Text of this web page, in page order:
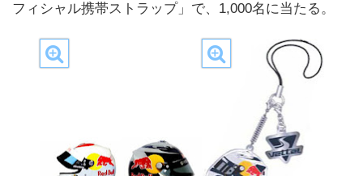
フィシャル携帯ストラップ」で、1,000名に当たる。